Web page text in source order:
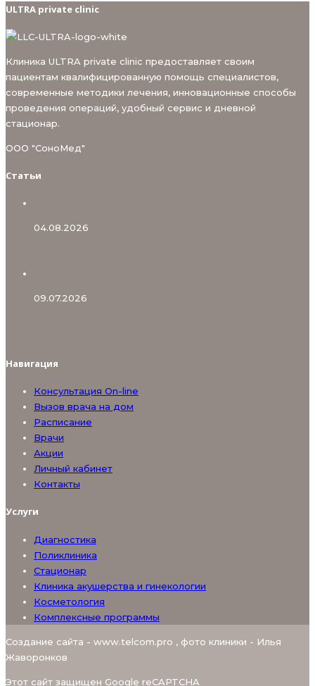
ULTRA private clinic
Клиника ULTRA private clinic предоставляет своим
пациентам квалифицированную помощь специалистов,
современные методики лечения, инновационные способы
проведения операций, удобный сервис и дневной
стационар.
ООО "СоноМед"
Статьи
04.08.2026
09.07.2026
Навигация
Консультация On-line
Вызов врача на дом
Расписание
Врачи
Акции
Личный кабинет
Контакты
Услуги
Диагностика
Поликлиника
Стационар
Клиника акушерства и гинекологии
Косметология
Комплексные программы
Создание сайта - www.telcom.pro , фото клиники - Илья
Жаворонков
Этот сайт защищен Google reCAPTCHA